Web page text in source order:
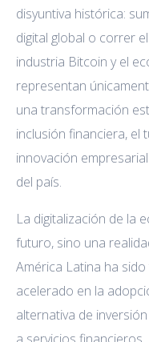
disyuntiva histórica:
digital global o correr
industria Bitcoin y el
representan
una transformación
inclusión financiera, el
innovación
del país.
La digitalización de la
futuro, sino una
América Latina ha
acelerado en la
alternativa de